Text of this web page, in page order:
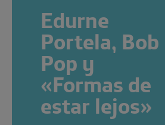
Edurne
Portela, Bob
Pop y
«Formas de
estar lejos»